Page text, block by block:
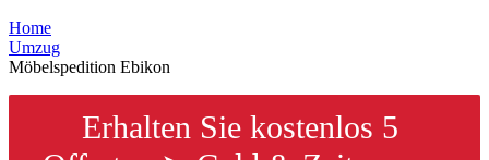
Home
Umzug
Möbelspedition Ebikon
Erhalten Sie kostenlos 5